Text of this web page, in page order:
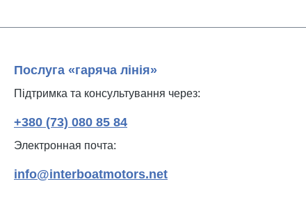
Послуга «гаряча лінія»
Підтримка та консультування через:
+380 (73) 080 85 84
Электронная почта:
info@interboatmotors.net